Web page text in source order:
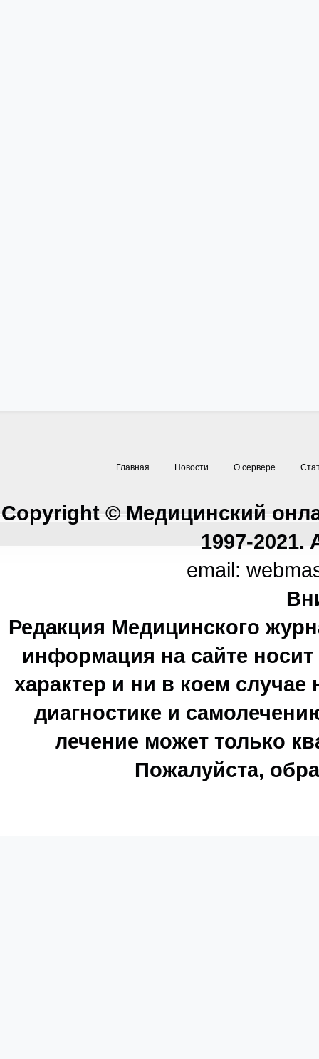
Главная Новости О сервере
Copyright © Медицинский
1997-2021.
email:
Редакция Медицинского
информация на сайте
характер и ни в коем
диагностике и
лечение может только
Пожалуйста,